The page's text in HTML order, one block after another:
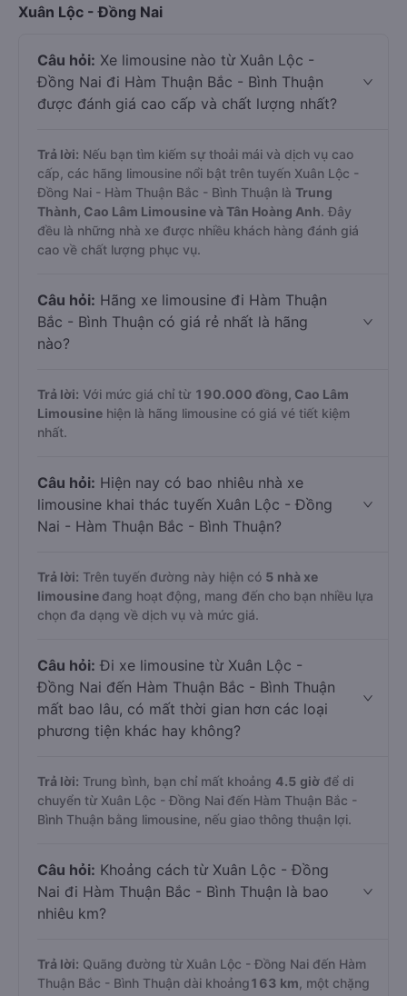
Xuân Lộc - Đồng Nai
Câu hỏi: Xe limousine nào từ Xuân Lộc -
Đồng Nai đi Hàm Thuận Bắc - Bình Thuận
được đánh giá cao cấp và chất lượng nhất?
Trả lời: Nếu bạn tìm kiếm sự thoải mái và dịch vụ cao
cấp, các hãng limousine nổi bật trên tuyến Xuân Lộc -
Đồng Nai - Hàm Thuận Bắc - Bình Thuận là Trung
Thành, Cao Lâm Limousine và Tân Hoàng Anh. Đây
đều là những nhà xe được nhiều khách hàng đánh giá
cao về chất lượng phục vụ.
Câu hỏi: Hãng xe limousine đi Hàm Thuận
Bắc - Bình Thuận có giá rẻ nhất là hãng
nào?
Trả lời: Với mức giá chỉ từ 190.000 đồng, Cao Lâm
Limousine hiện là hãng limousine có giá vé tiết kiệm
nhất.
Câu hỏi: Hiện nay có bao nhiêu nhà xe
limousine khai thác tuyến Xuân Lộc - Đồng
Nai - Hàm Thuận Bắc - Bình Thuận?
Trả lời: Trên tuyến đường này hiện có 5 nhà xe
limousine đang hoạt động, mang đến cho bạn nhiều lựa
chọn đa dạng về dịch vụ và mức giá.
Câu hỏi: Đi xe limousine từ Xuân Lộc -
Đồng Nai đến Hàm Thuận Bắc - Bình Thuận
mất bao lâu, có mất thời gian hơn các loại
phương tiện khác hay không?
Trả lời: Trung bình, bạn chỉ mất khoảng 4.5 giờ để di
chuyển từ Xuân Lộc - Đồng Nai đến Hàm Thuận Bắc -
Bình Thuận bằng limousine, nếu giao thông thuận lợi.
Câu hỏi: Khoảng cách từ Xuân Lộc - Đồng
Nai đi Hàm Thuận Bắc - Bình Thuận là bao
nhiêu km?
Trả lời: Quãng đường từ Xuân Lộc - Đồng Nai đến Hàm
Thuận Bắc - Bình Thuận dài khoảng163 km , một chặng